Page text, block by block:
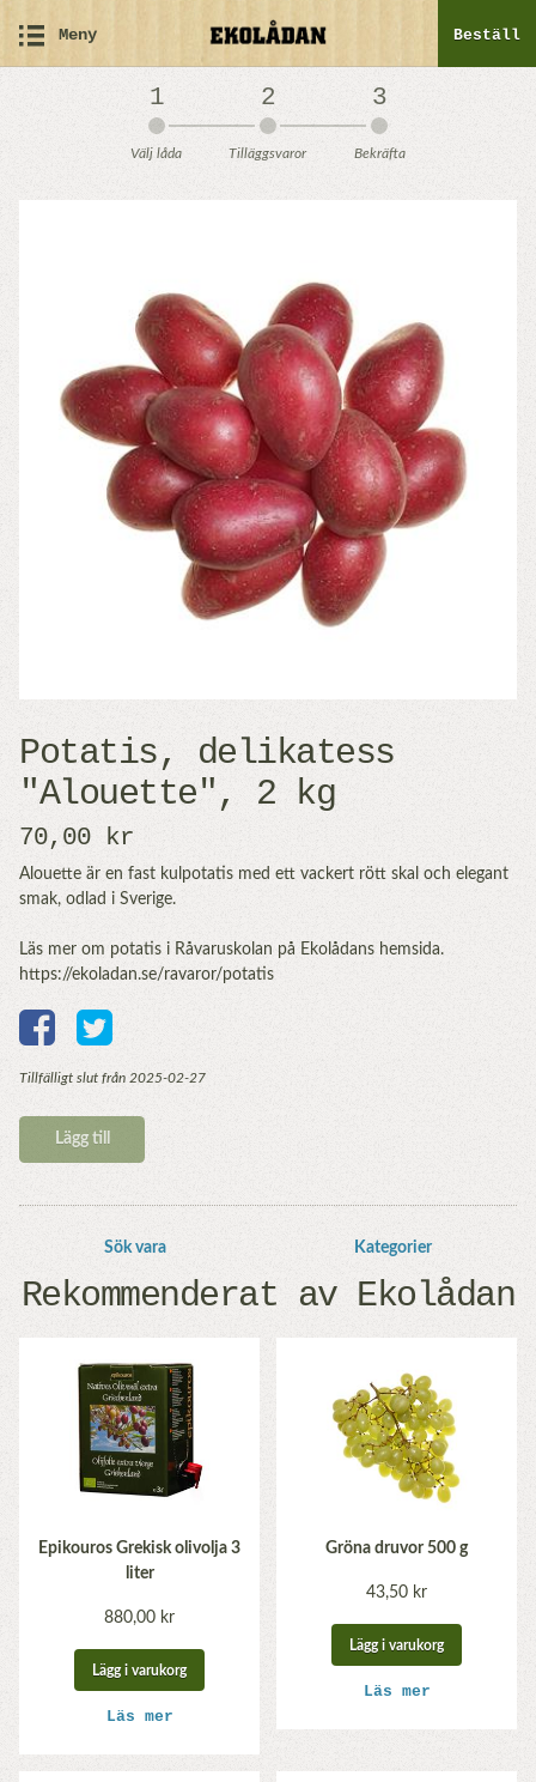
Meny Beställ
1
Välj låda
2
Tilläggsvaror
3
Bekräfta
Potatis, delikatess
"Alouette", 2 kg
70,00 kr
Alouette är en fast kulpotatis med ett vackert rött skal och elegant
smak, odlad i Sverige.
Läs mer om potatis i Råvaruskolan på Ekolådans hemsida.
https://ekoladan.se/ravaror/potatis
Tillfälligt slut från 2025-02-27
Lägg till
Sök vara Kategorier
Rekommenderat av Ekolådan
Epikouros Grekisk olivolja 3
liter
880,00 kr
Lägg i varukorg
Läs mer
Gröna druvor 500 g
43,50 kr
Lägg i varukorg
Läs mer